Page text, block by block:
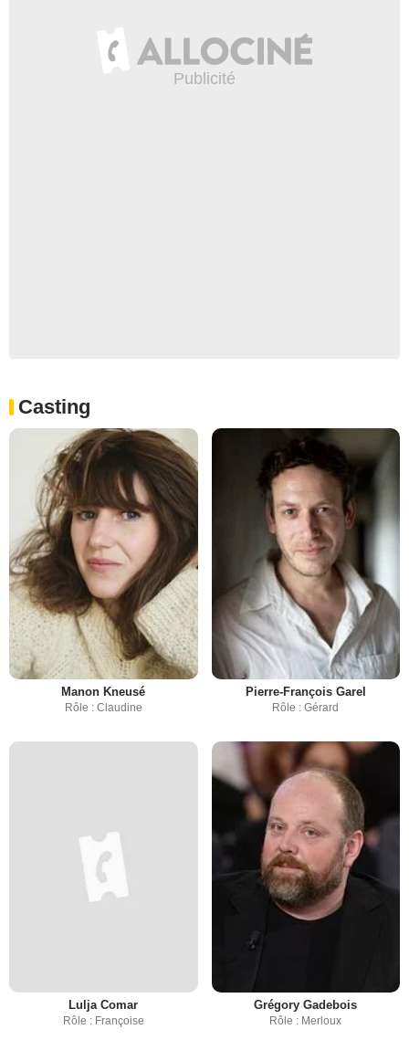
Casting
Manon Kneusé
Rôle : Claudine
Pierre-François Garel
Rôle : Gérard
Lulja Comar
Rôle : Françoise
Grégory Gadebois
Rôle : Merloux